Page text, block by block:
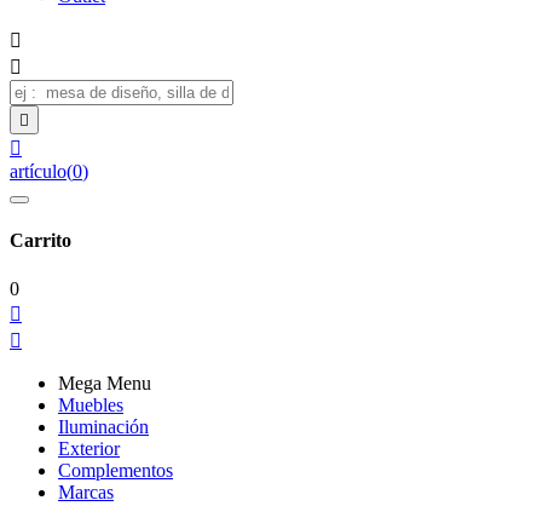




artículo(0)
Carrito
0


Mega Menu
Muebles
Iluminación
Exterior
Complementos
Marcas